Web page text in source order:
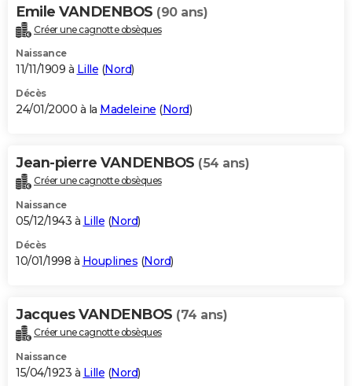
Emile VANDENBOS (90 ans)
Créer une cagnotte obsèques
Naissance
11/11/1909 à Lille (Nord)
Décès
24/01/2000 à la Madeleine (Nord)
Jean-pierre VANDENBOS (54 ans)
Créer une cagnotte obsèques
Naissance
05/12/1943 à Lille (Nord)
Décès
10/01/1998 à Houplines (Nord)
Jacques VANDENBOS (74 ans)
Créer une cagnotte obsèques
Naissance
15/04/1923 à Lille (Nord)